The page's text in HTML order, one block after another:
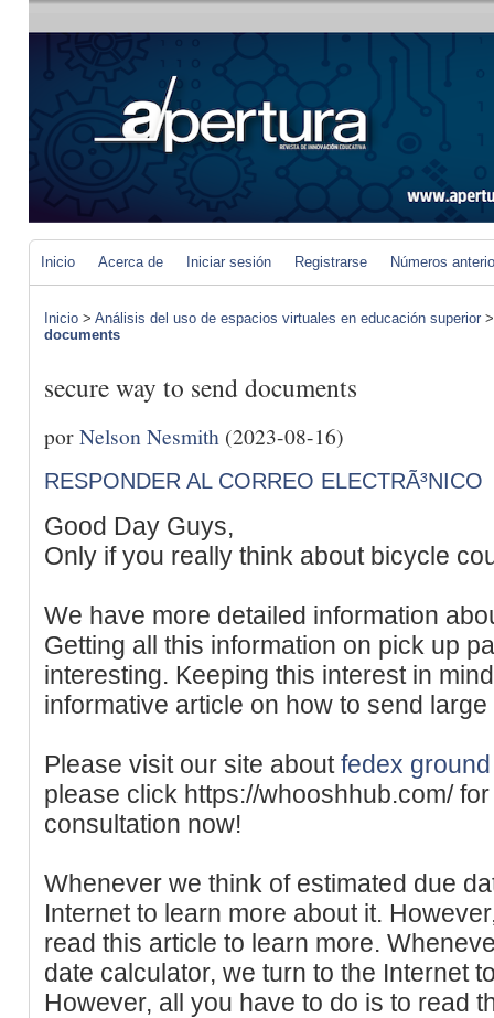
Inicio Acerca de Iniciar sesión Registrarse Números
Inicio > Análisis del uso de espacios virtuales en educación superior
documents
secure way to send documents
porNelson Nesmith (2023-08-16)
RESPONDER AL CORREO ELECTRÃ³NICO
Good Day Guys,
Only if you really think about bicycle
We have more detailed information
Getting all this information on pick up
interesting. Keeping this interest in
informative article on how to send
Please visit our site aboutfedex
please click https://whooshhub.com/
consultation now!
Whenever we think of estimated due
Internet to learn more about it.
read this article to learn more.
date calculator, we turn to the Internet
However, all you have to do is to read